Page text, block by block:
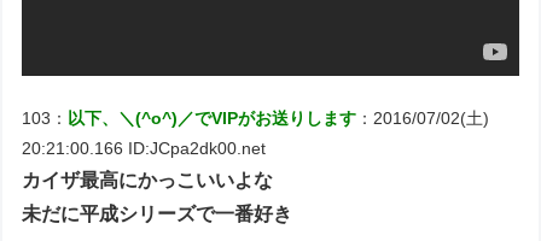
103： 以下、＼(^o^)／でVIPがお送りします ：2016/07/02(土)
20:21:00.166 ID:JCpa2dk00.net
カイザ最高にかっこいいよな
未だに平成シリーズで一番好き